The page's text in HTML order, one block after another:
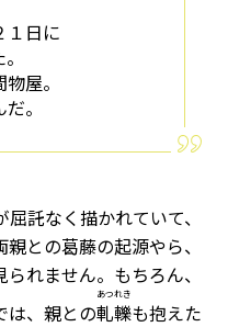
１日に
屋。
。
託なく描かれていて、
との葛藤の起源やら、
れません。もちろん、
は、親との軋轢
あつれき
も抱えた